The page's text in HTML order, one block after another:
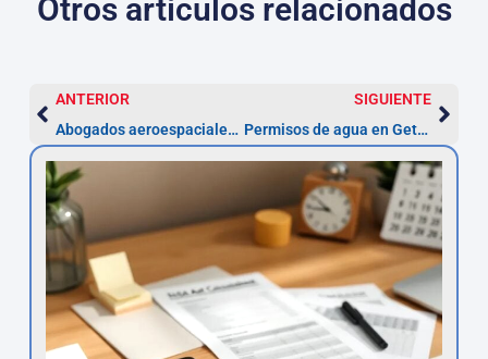
Otros artículos relacionados
ANTERIOR
Abogados aeroespaciales Getafe: plazos (2 años)
SIGUIENTE
Permisos de agua en Getafe: plazos 6 meses y abogados